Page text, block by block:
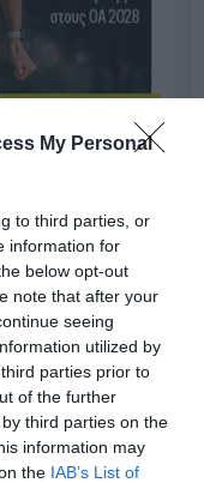
My Personal
to third parties, or
information for
below opt-out
note that after your
seeing
utilized by
parties prior to
of the further
third parties on the
information may
the IAB’s List of